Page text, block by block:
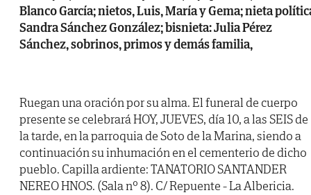
Blanco García; nietos, Luis, María y Gema; nieta
Sandra Sánchez González; bisnieta: Julia Pérez
Sánchez, sobrinos, primos y demás familia,
Ruegan una oración por su alma. El funeral de cuerpo
presente se celebrará HOY, JUEVES, día 10, a las SEIS de
la tarde, en la parroquia de Soto de la Marina, siendo a
continuación su inhumación en el cementerio de dicho
pueblo. Capilla ardiente: TANATORIO SANTANDER
NEREO HNOS. (Sala nº 8). C/ Repuente - La Albericia.